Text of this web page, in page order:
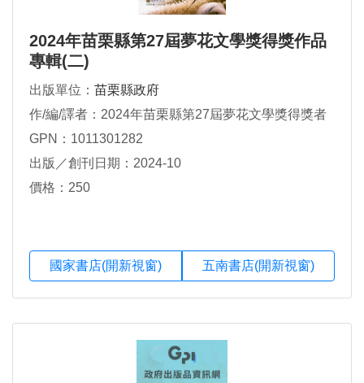
2024年苗栗縣第27屆夢花文學獎得獎作品
專輯(二)
出版單位： 苗栗縣政府
作/編/譯者：2024年苗栗縣第27屆夢花文學獎得獎者
GPN：1011301282
出版／創刊日期：2024-10
價格：250
國家書店(開新視窗) 五南書店(開新視窗)